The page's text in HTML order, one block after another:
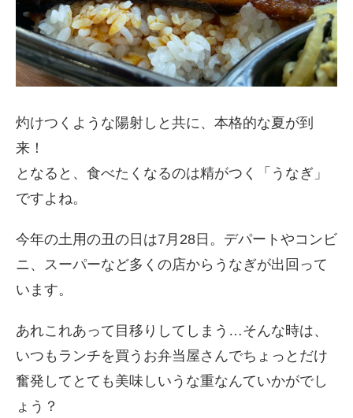
灼けつくような陽射しと共に、本格的な夏が到
来！
となると、食べたくなるのは精がつく「うなぎ」
ですよね。
今年の土用の丑の日は7月28日。デパートやコンビ
ニ、スーパーなど多くの店からうなぎが出回って
います。
あれこれあって目移りしてしまう…そんな時は、
いつもランチを買うお弁当屋さんでちょっとだけ
奮発してとても美味しいうな重なんていかがでし
ょう？